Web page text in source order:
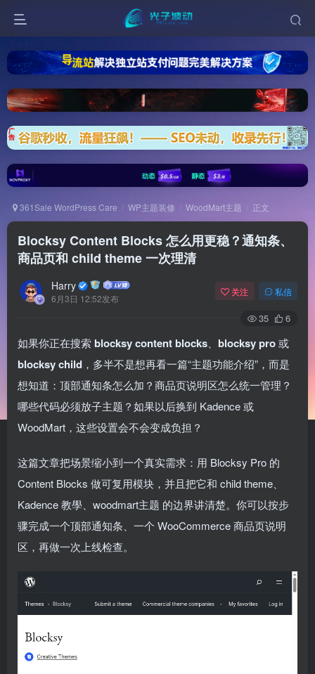
361Sale WordPress Care WP主题装修 WoodMart主题 正文
Blocksy Content Blocks 怎么用更稳？通知条、
商品页和 child theme 一次理清
Harry
6月3日 12:52发布
关注 私信
35 6
如果你正在搜索 blocksy content blocks blocksy pro或
blocksy child ，多半不是想再看一篇“主题功能介绍”，而是
想知道：顶部通知条怎么加？商品页说明区怎么统一管理？
哪些代码必须放子主题？如果以后换到 Kadence 或
WoodMart，这些设置会不会变成负担？
这篇文章把场景缩小到一个真实需求：用 Blocksy Pro 的
Content Blocks 做可复用模块，并且把它和 child theme、
Kadence 教學、woodmart主题 的边界讲清楚。你可以按步
骤完成一个顶部通知条、一个 WooCommerce 商品页说明
区，再做一次上线检查。